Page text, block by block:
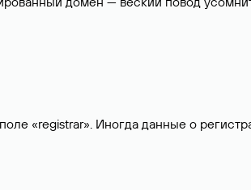
«registrar». Иногда данные о